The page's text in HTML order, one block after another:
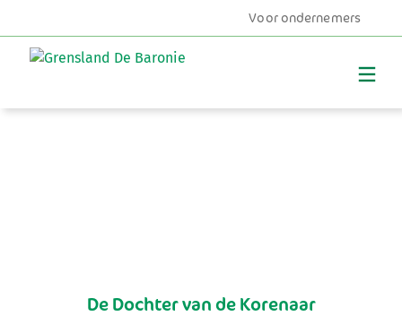
Voor ondernemers
De Dochter van de Korenaar